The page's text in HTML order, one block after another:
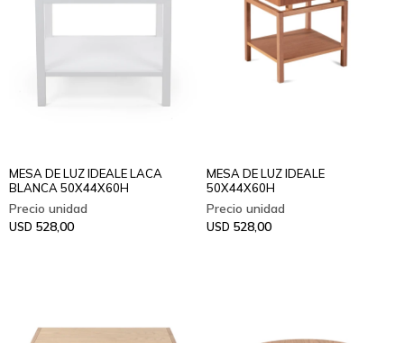
MESA DE LUZ IDEALE LACA
BLANCA 50X44X60H
USD 528,00
MESA DE LUZ IDEALE
50X44X60H
USD 528,00